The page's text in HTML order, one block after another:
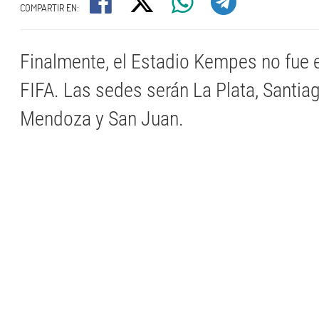
COMPARTIR EN:
Finalmente, el Estadio Kempes no fue
FIFA. Las sedes serán La Plata,
Mendoza y San Juan.